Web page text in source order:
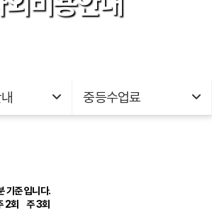
중등수업료
기준 입니다.
2회
주 3회